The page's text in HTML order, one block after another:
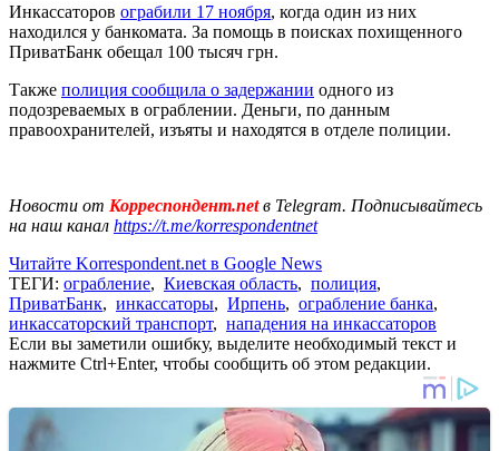
Инкассаторов ограбили 17 ноября, когда один из них
находился у банкомата. За помощь в поисках похищенного
ПриватБанк обещал 100 тысяч грн.
Также полиция сообщила о задержании одного из
подозреваемых в ограблении. Деньги, по данным
правоохранителей, изъяты и находятся в отделе полиции.
Новости от Корреспондент.netв Telegram. Подписывайтесь
на наш канал https://t.me/korrespondentnet
Читайте Korrespondent.net в Google News
ТЕГИ: ограбление, Киевская область, полиция,
ПриватБанк, инкассаторы, Ирпень, ограбление банка,
инкассаторский транспорт, нападения на инкассаторов
Если вы заметили ошибку, выделите необходимый текст и
нажмите Ctrl+Enter, чтобы сообщить об этом редакции.